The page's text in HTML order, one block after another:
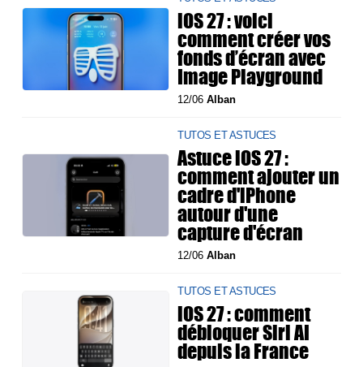
iOS 27 : voici
comment créer vos
fonds d’écran avec
Image Playground
12/06Alban
TUTOS ET ASTUCES
Astuce iOS 27 :
comment ajouter un
cadre d'iPhone
autour d'une
capture d'écran
12/06Alban
TUTOS ET ASTUCES
iOS 27 : comment
débloquer Siri AI
depuis la France